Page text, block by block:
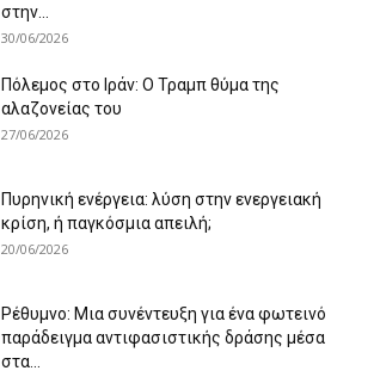
στην...
30/06/2026
Πόλεμος στο Ιράν: Ο Τραμπ θύμα της
αλαζονείας του
27/06/2026
Πυρηνική ενέργεια: λύση στην ενεργειακή
κρίση, ή παγκόσμια απειλή;
20/06/2026
Ρέθυμνο: Μια συνέντευξη για ένα φωτεινό
παράδειγμα αντιφασιστικής δράσης μέσα
στα...